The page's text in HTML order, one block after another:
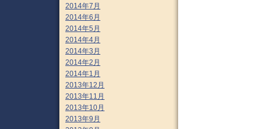
2014年7月
2014年6月
2014年5月
2014年4月
2014年3月
2014年2月
2014年1月
2013年12月
2013年11月
2013年10月
2013年9月